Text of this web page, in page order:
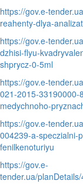
https://gov.e-
reahenty-dlya-
https://gov.e-
dzhisi-flyu-
shprycz-0-5ml
https://gov.e-
021-2015-33190000-
medychnoho-
https://gov.e-
004239-a-speczialni-
fenilkenoturiyu
https://gov.e-
tender.ua/